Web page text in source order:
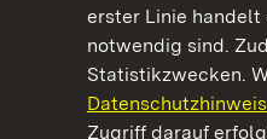
erster Linie handelt
notwendig sind.
Statistikzwecken.
Zugriff darauf
Kommen.